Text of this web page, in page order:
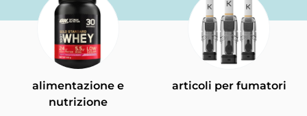
alimentazione e
nutrizione
articoli per fumatori